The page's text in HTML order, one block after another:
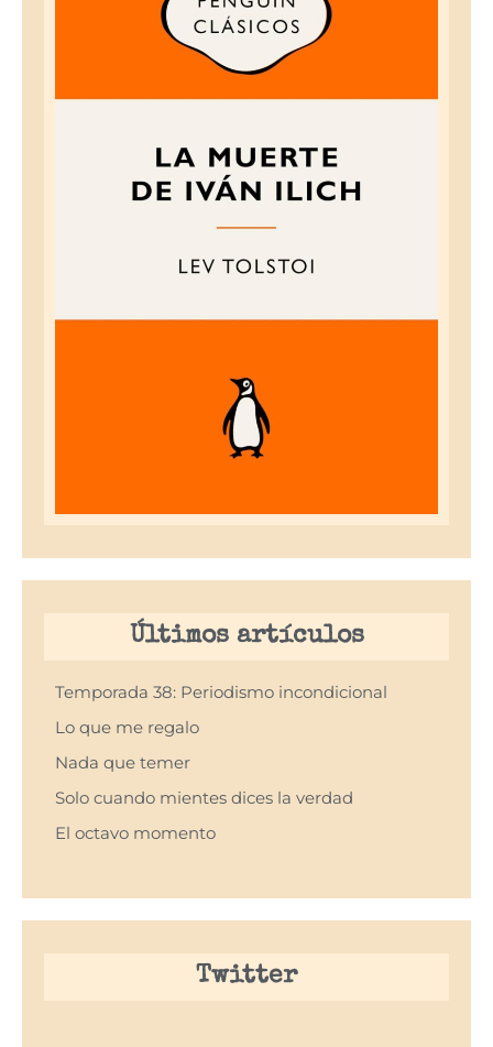
Últimos artículos
Temporada 38: Periodismo incondicional
Lo que me regalo
Nada que temer
Solo cuando mientes dices la verdad
El octavo momento
Twitter